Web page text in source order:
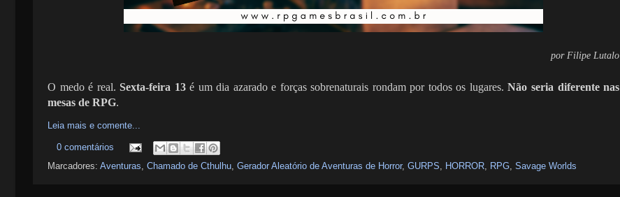
por Filipe Lutalo
O medo é real.Sexta-feira 13é um dia azarado e forças sobrenaturais rondam por todos os lugares.Não seria diferente nas
mesas de RPG.
Leia mais e comente...
0 comentários
Marcadores: Aventuras, Chamado de Cthulhu, Gerador Aleatório de Aventuras de Horror, GURPS, HORROR, RPG, Savage Worlds